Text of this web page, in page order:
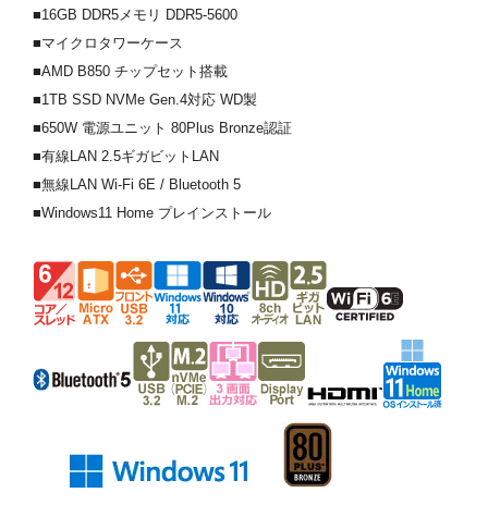
■16GB DDR5メモリ DDR5-5600
■マイクロタワーケース
■AMD B850 チップセット搭載
■1TB SSD NVMe Gen.4対応 WD製
■650W 電源ユニット 80Plus Bronze認証
■有線LAN 2.5ギガビットLAN
■無線LAN Wi-Fi 6E / Bluetooth 5
■Windows11 Home プレインストール